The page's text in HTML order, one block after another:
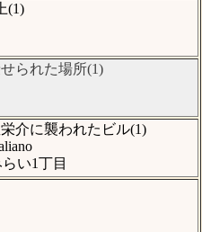
(1)
られた場所(1)
介に襲われたビル(1)
い1丁目